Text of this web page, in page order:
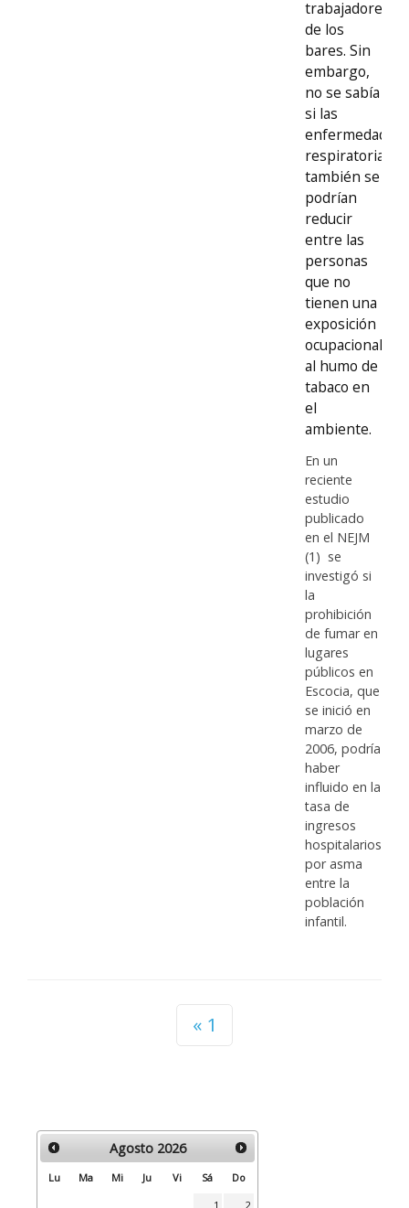
trabajadores
de los
bares. Sin
embargo,
no se sabía
si las
enfermedades
respiratorias
también se
podrían
reducir
entre las
personas
que no
tienen una
exposición
ocupacional
al humo de
tabaco en
el
ambiente.
En un
reciente
estudio
publicado
en el NEJM
(1) se
investigó si
la
prohibición
de fumar en
lugares
públicos en
Escocia, que
se inició en
marzo de
2006, podría
haber
influido en la
tasa de
ingresos
hospitalarios
por asma
entre la
población
infantil.
1
Agosto 2026
Lu Ma Mi Ju Vi Sá Do
1 2